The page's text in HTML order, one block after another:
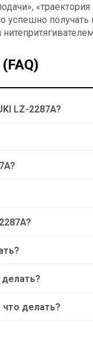
успешно
LZ-2287A?
делать?